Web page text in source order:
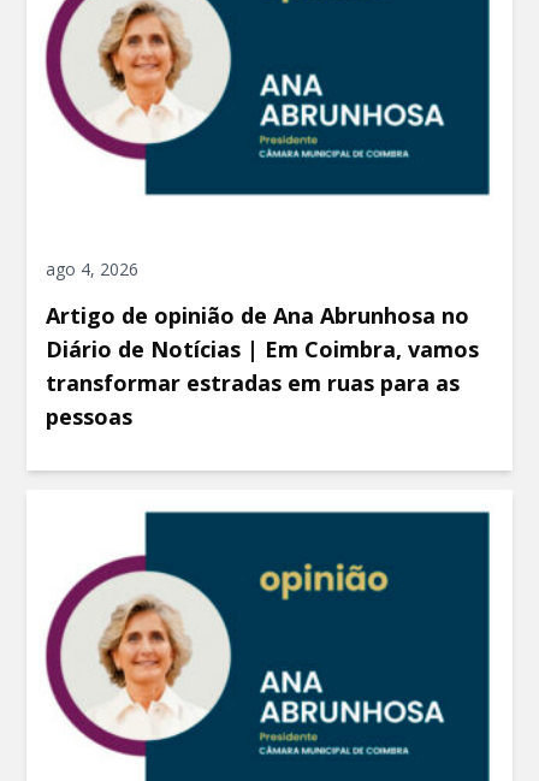
ago 4, 2026
Artigo de opinião de Ana Abrunhosa no
Diário de Notícias | Em Coimbra, vamos
transformar estradas em ruas para as
pessoas